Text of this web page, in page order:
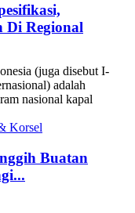
Di Regional
(juga disebut I-
adalah
nasional kapal
Buatan